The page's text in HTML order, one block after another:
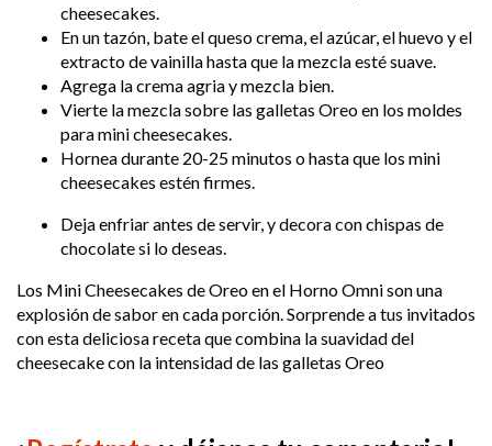
cheesecakes.
En un tazón, bate el queso crema, el azúcar, el huevo y el
extracto de vainilla hasta que la mezcla esté suave.
Agrega la crema agria y mezcla bien.
Vierte la mezcla sobre las galletas Oreo en los moldes
para mini cheesecakes.
Hornea durante 20-25 minutos o hasta que los mini
cheesecakes estén firmes.
Deja enfriar antes de servir, y decora con chispas de
chocolate si lo deseas.
Los Mini Cheesecakes de Oreo en el Horno Omni son una
explosión de sabor en cada porción. Sorprende a tus invitados
con esta deliciosa receta que combina la suavidad del
cheesecake con la intensidad de las galletas Oreo